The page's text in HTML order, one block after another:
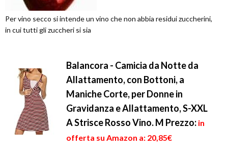
Per vino secco si intende un vino che non abbia residui zuccherini,
in cui tutti gli zuccheri si sia
Balancora - Camicia da Notte da
Allattamento, con Bottoni, a
Maniche Corte, per Donne in
Gravidanza e Allattamento, S-XXL
A Strisce Rosso Vino. M Prezzo: in
offerta su Amazon a: 20,85€